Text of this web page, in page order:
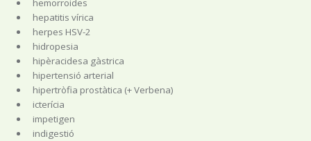
hemorroides
hepatitis vírica
herpes HSV-2
hidropesia
hipèracidesa gàstrica
hipertensió arterial
hipertròfia prostàtica (+ Verbena)
icterícia
impetigen
indigestió